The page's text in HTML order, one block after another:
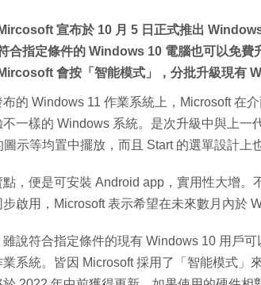
Mircosoft 宣布於 10 月 5 日正式推出
合指定條件的 Windows 10 電腦也可以免費
Mircosoft 會按「智能模式」，分批升級現有
布的 Windows 11 作業系統上，Microsoft 在
一樣的 Windows 系統。是次升級中與上一
圖示等均置中擺放，而且 Start 的選單設計上
點，便是可安裝 Android app，實用性大增
啟用，Microsoft 表示希望在未來數月內於
雖說符合指定條件的現有 Windows 10 用戶
業系統。皆因 Microsoft 採用了「智能模式」